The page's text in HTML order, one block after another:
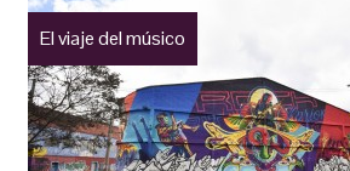
El viaje del músico